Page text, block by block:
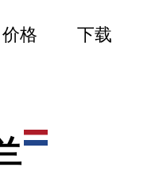
价格 下载